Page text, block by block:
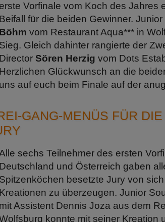
Vorfinale vom Koch des Jahres
für die beiden Gewinner.
vom Restaurant Aqua*** in
Gleich dahinter rangierte der
Sören Herzig vom Dots
Glückwunsch an die
auf euch beim Finale auf der
GANG-MENÜS FÜR
sechs Teilnehmer des ersten
und Österreich gaben
besetzte Jury von
zu überzeugen. Junior
Assistent Dennis Joza aus dem
konnte mit seiner Kreation